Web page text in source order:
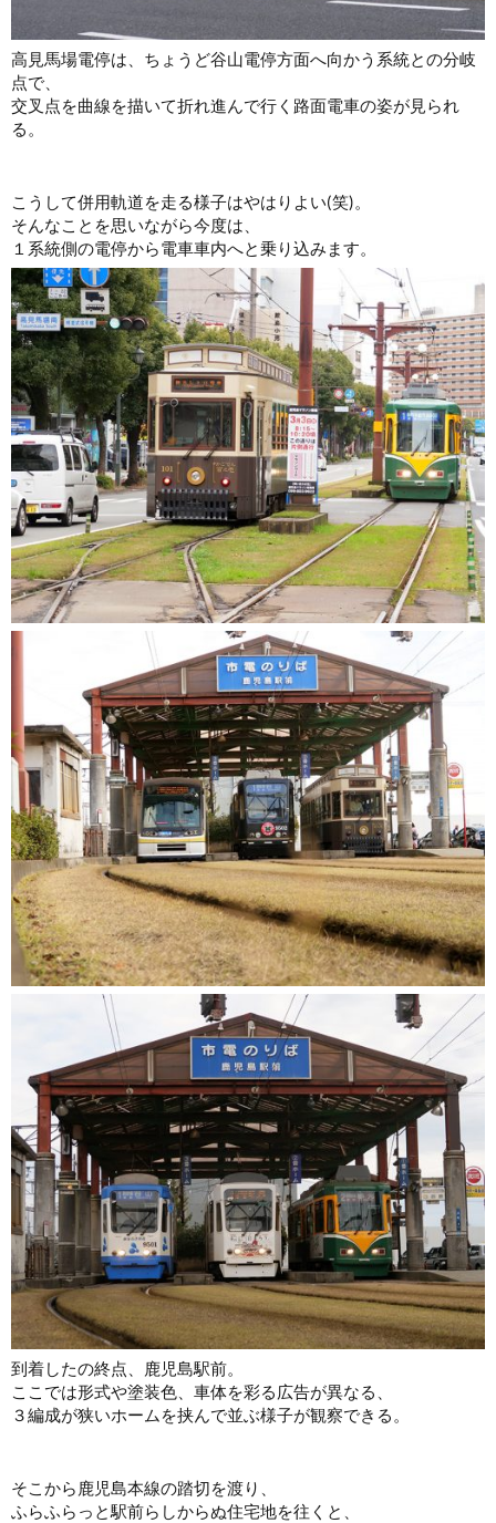
高見馬場電停は、ちょうど谷山電停方面へ向かう系統との分岐
点で、
交叉点を曲線を描いて折れ進んで行く路面電車の姿が見られ
る。
こうして併用軌道を走る様子はやはりよい(笑)。
そんなことを思いながら今度は、
１系統側の電停から電車車内へと乗り込みます。
到着したの終点、鹿児島駅前。
ここでは形式や塗装色、車体を彩る広告が異なる、
３編成が狭いホームを挟んで並ぶ様子が観察できる。
そこから鹿児島本線の踏切を渡り、
ふらふらっと駅前らしからぬ住宅地を往くと、